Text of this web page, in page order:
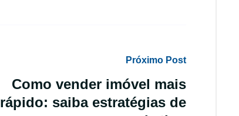
Próximo Post
Como vender imóvel mais
rápido: saiba estratégias de